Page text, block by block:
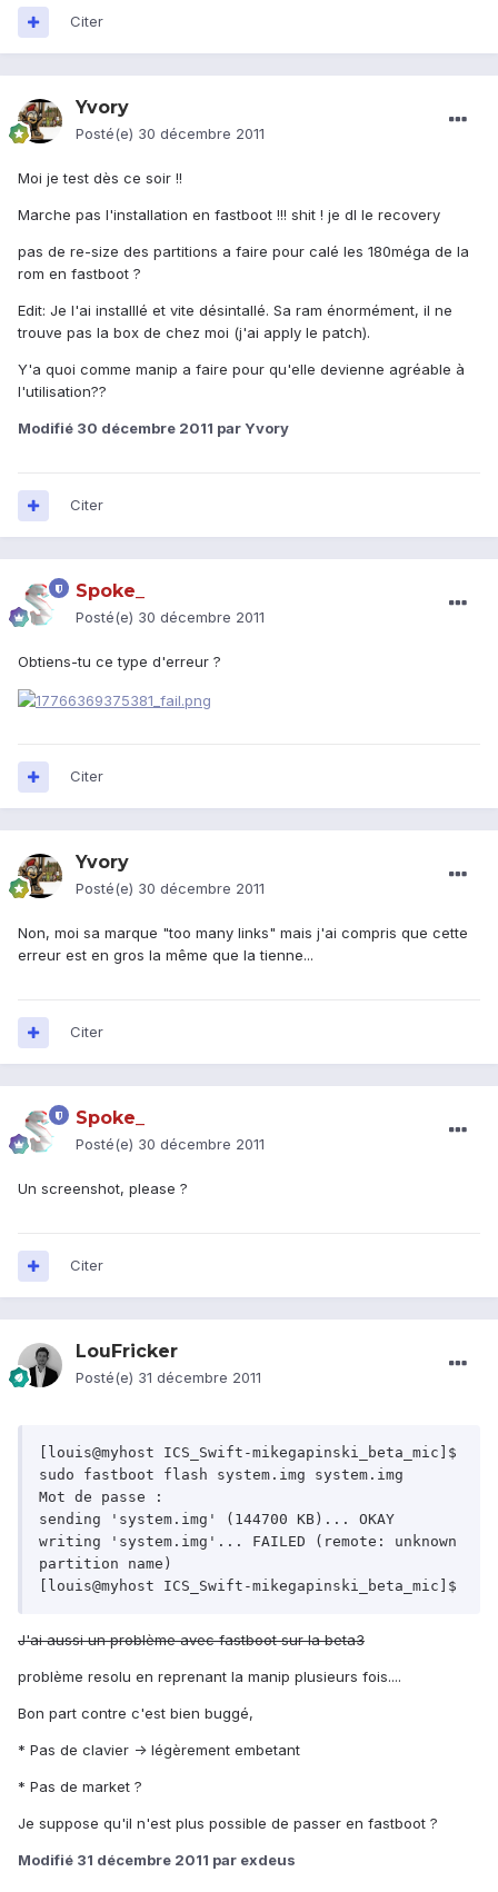
Citer
Yvory
Posté(e) 30 décembre 2011
Moi je test dès ce soir !!
Marche pas l'installation en fastboot !!! shit ! je dl le recovery
pas de re-size des partitions a faire pour calé les 180méga de la
rom en fastboot ?
Edit: Je l'ai installlé et vite désintallé. Sa ram énormément, il ne
trouve pas la box de chez moi (j'ai apply le patch).
Y'a quoi comme manip a faire pour qu'elle devienne agréable à
l'utilisation??
Modifié 30 décembre 2011 par Yvory
Citer
Spoke_
Posté(e) 30 décembre 2011
Obtiens-tu ce type d'erreur ?
Citer
Yvory
Posté(e) 30 décembre 2011
Non, moi sa marque "too many links" mais j'ai compris que cette
erreur est en gros la même que la tienne...
Citer
Spoke_
Posté(e) 30 décembre 2011
Un screenshot, please ?
Citer
LouFricker
Posté(e) 31 décembre 2011
[louis@myhost ICS_Swift-mikegapinski_beta_mic]$
sudo fastboot flash system.img system.img
Mot de passe :
sending 'system.img' (144700 KB)... OKAY
writing 'system.img'... FAILED (remote: unknown
partition name)
J'ai aussi un problème avec fastboot sur la beta3
problème resolu en reprenant la manip plusieurs fois....
Bon part contre c'est bien buggé,
* Pas de clavier -> légèrement embetant
* Pas de market ?
Je suppose qu'il n'est plus possible de passer en fastboot ?
Modifié 31 décembre 2011 par exdeus